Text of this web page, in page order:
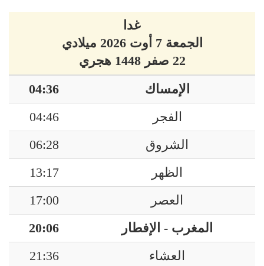
غدا
الجمعة 7 أوت 2026 ميلادي
22 صفر 1448 هجري
الإمساك
04:36
الفجر
04:46
الشروق
06:28
الظهر
13:17
العصر
17:00
المغرب - الإفطار
20:06
العشاء
21:36